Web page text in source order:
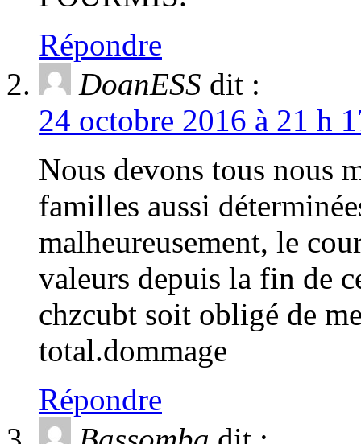
Répondre
DoanESS dit :
24 octobre 2016 à 21 h
Nous devons tous nous
familles aussi
malheureusement, le
valeurs depuis la fin de
chzcubt soit obligé de
total.dommage
Répondre